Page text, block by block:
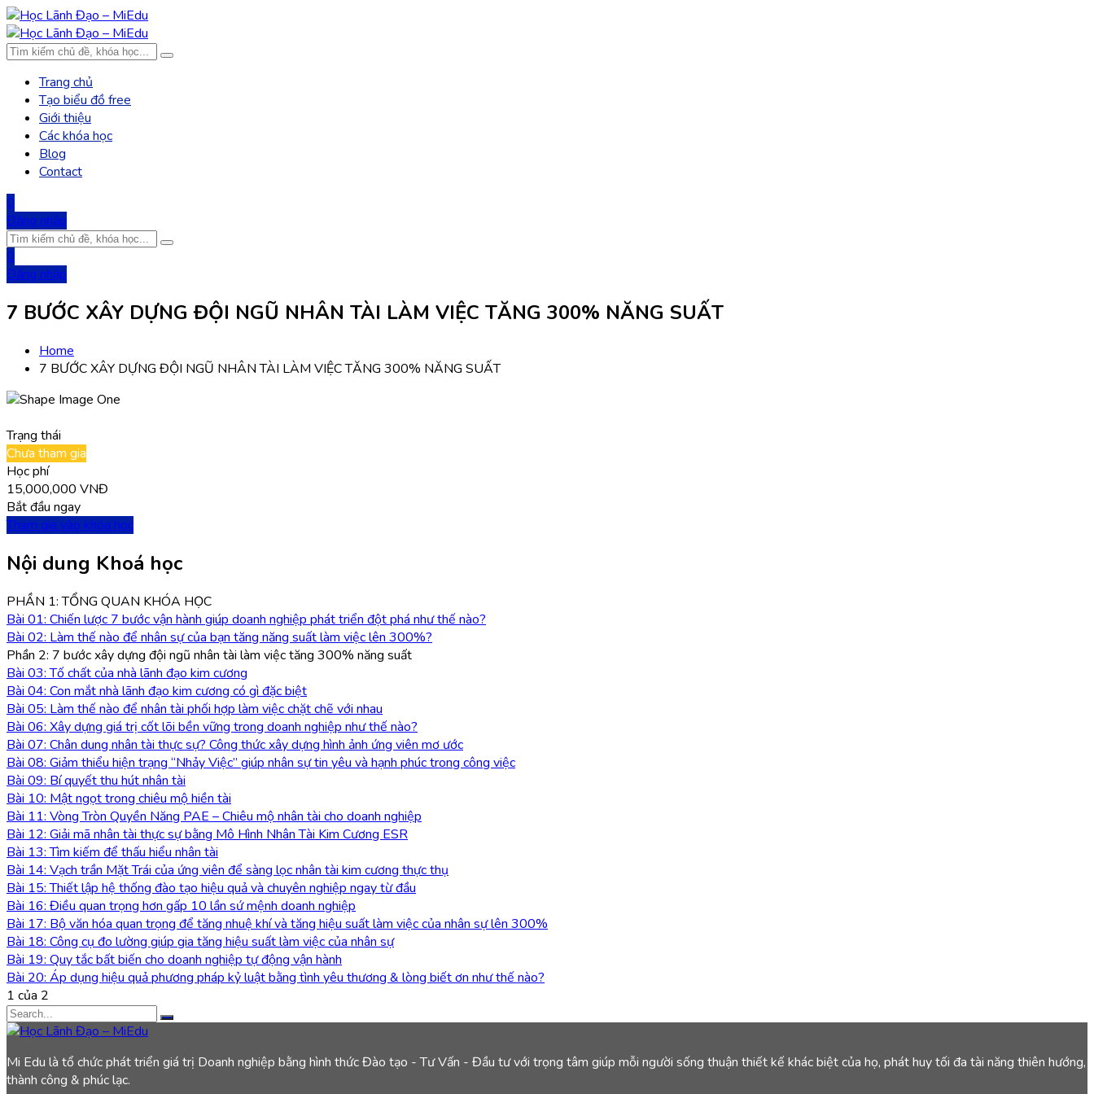
Trang chủ
Tạo biểu đồ free
Giới thiệu
Các khóa học
Blog
Contact
0
Đăng nhập
0
Đăng nhập
7 BƯỚC XÂY DỰNG ĐỘI NGŨ NHÂN TÀI LÀM VIỆC TĂNG 300% NĂNG SUẤT
Home
7 BƯỚC XÂY DỰNG ĐỘI NGŨ NHÂN TÀI LÀM VIỆC TĂNG 300% NĂNG SUẤT
Trạng thái
Chưa tham gia
Học phí
15,000,000 VNĐ
Bắt đầu ngay
Tham gia vào khóa học
Nội dung Khoá học
PHẦN 1: TỔNG QUAN KHÓA HỌC
Bài 01: Chiến lược 7 bước vận hành giúp doanh nghiệp phát triển đột phá như thế nào?
Bài 02: Làm thế nào để nhân sự của bạn tăng năng suất làm việc lên 300%?
Phần 2: 7 bước xây dựng đội ngũ nhân tài làm việc tăng 300% năng suất
Bài 03: Tố chất của nhà lãnh đạo kim cương
Bài 04: Con mắt nhà lãnh đạo kim cương có gì đặc biệt
Bài 05: Làm thế nào để nhân tài phối hợp làm việc chặt chẽ với nhau
Bài 06: Xây dựng giá trị cốt lõi bền vững trong doanh nghiệp như thế nào?
Bài 07: Chân dung nhân tài thực sự? Công thức xây dựng hình ảnh ứng viên mơ ước
Bài 08: Giảm thiểu hiện trạng “Nhảy Việc” giúp nhân sự tin yêu và hạnh phúc trong công việc
Bài 09: Bí quyết thu hút nhân tài
Bài 10: Mật ngọt trong chiêu mộ hiền tài
Bài 11: Vòng Tròn Quyền Năng PAE – Chiêu mộ nhân tài cho doanh nghiệp
Bài 12: Giải mã nhân tài thực sự bằng Mô Hình Nhân Tài Kim Cương ESR
Bài 13: Tìm kiếm để thấu hiểu nhân tài
Bài 14: Vạch trần Mặt Trái của ứng viên để sàng lọc nhân tài kim cương thực thụ
Bài 15: Thiết lập hệ thống đào tạo hiệu quả và chuyên nghiệp ngay từ đầu
Bài 16: Điều quan trọng hơn gấp 10 lần sứ mệnh doanh nghiệp
Bài 17: Bộ văn hóa quan trọng để tăng nhuệ khí và tăng hiệu suất làm việc của nhân sự lên 300%
Bài 18: Công cụ đo lường giúp gia tăng hiệu suất làm việc của nhân sự
Bài 19: Quy tắc bất biến cho doanh nghiệp tự động vận hành
Bài 20: Áp dụng hiệu quả phương pháp kỷ luật bằng tình yêu thương & lòng biết ơn như thế nào?
1 của 2
Mi Edu là tổ chức phát triển giá trị Doanh nghiệp bằng hình thức Đào tạo - Tư Vấn - Đầu tư với trọng tâm giúp mỗi người sống thuận thiết kế khác biệt của họ, phát huy tối đa tài năng thiên hướng,
thành công & phúc lạc.